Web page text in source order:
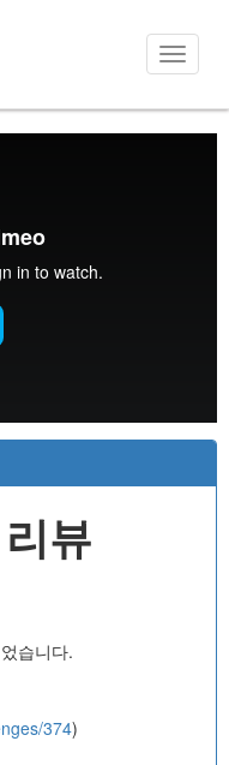
Toggle
뷰
습니다.
374)